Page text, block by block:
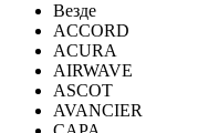
Везде
ACCORD
ACURA
AIRWAVE
ASCOT
AVANCIER